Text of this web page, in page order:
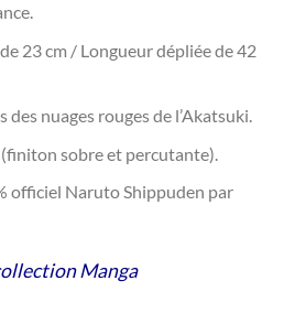
23 cm / Longueur dépliée de 42
nuages rouges de l’Akatsuki.
sobre et percutante).
officiel Naruto Shippuden par
Manga